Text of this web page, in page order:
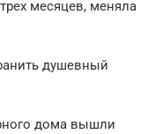
месяцев, меняла
душевный
дома вышли